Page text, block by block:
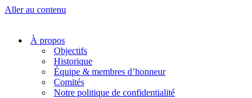
Aller au contenu
À propos
Objectifs
Historique
Équipe & membres d’honneur
Comités
Notre politique de confidentialité